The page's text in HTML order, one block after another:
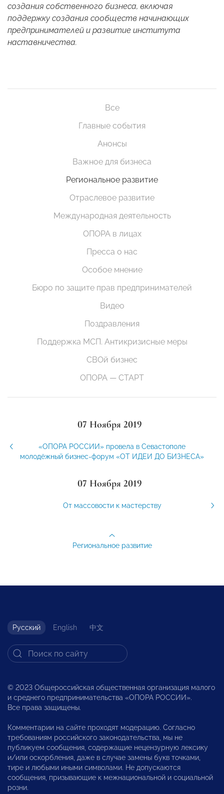
создания собственного бизнеса, включая
поддержку создания сообществ начинающих
предпринимателей и развитие института
наставничества.
Все
Главные события
Анонсы
Важное для бизнеса
Региональное развитие
Отраслевое развитие
Международная деятельность
ОПОРА в лицах
Пресса о нас
Особое мнение
Бюро по защите прав предпринимателей
Видео
Поздравления
Поддержка МСП. Антикризисные меры
СВОй бизнес
ОПОРА — СТАРТ
07 Ноября 2019
«ОПОРА РОССИИ» провела в Севастополе
молодёжный бизнес-форум «ОТ ИДЕИ ДО БИЗНЕСА»
07 Ноября 2019
От массовости к мастерству
Региональное развитие
Русский English 中文
© 2023 Общероссийская общественная организация малого
и среднего предпринимательства «ОПОРА РОССИИ».
Все права защищены.
Комментарии на сайте проходят модерацию. Согласно
требованиям российского законодательства, мы не
публикуем сообщения, содержащие нецензурную лексику
и/или оскорбления, даже в случае замены букв точками,
тире и любыми иными символами. Не допускаются
сообщения, призывающие к межнациональной и социальной
розни.